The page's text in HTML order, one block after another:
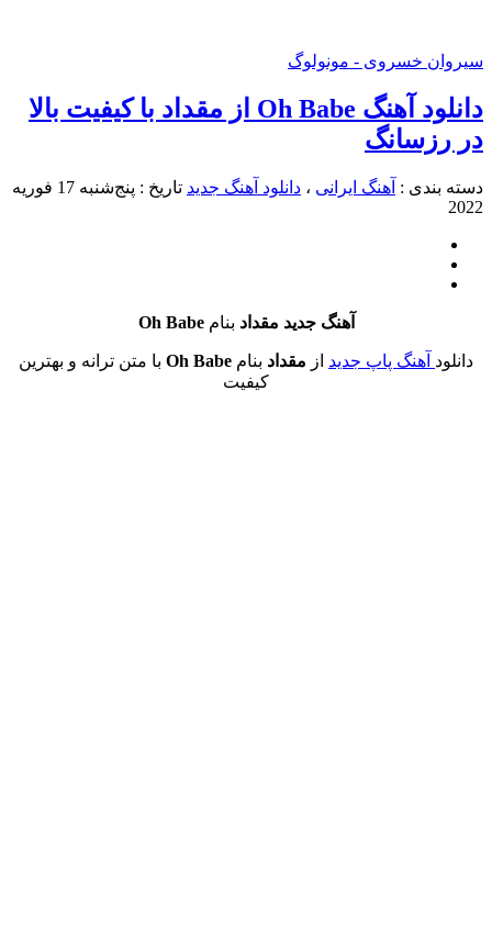
خسروی - مونولوگ
دانلود آهنگ Oh Babe از مقداد با کیفیت بالا
:آهنگ ایرانی، دانلود آهنگ جدید تاریخ : پنج‌شنبه 17 فوریه
آهنگ جدید مقدادبنامOh Babe
پاپ جدیداز مقداد بنامOh Babeبا متن ترانه و بهترین